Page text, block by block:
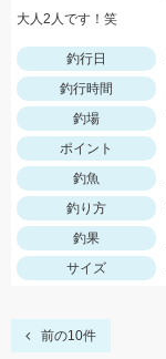
大人2人です！笑
釣行日
釣行時間
釣場
ポイント
釣魚
釣り方
釣果
サイズ
前の10件